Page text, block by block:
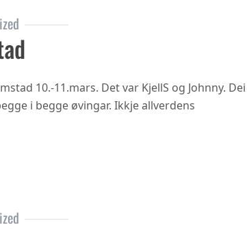
10.-11.mars. Det var KjellS og Johnny. Dei
i begge øvingar. Ikkje allverdens
NM Grimstad